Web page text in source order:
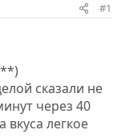
#1
сказали не
через 40
легкое